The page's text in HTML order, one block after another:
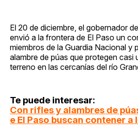
El 20 de diciembre, el gobernador
envió a la frontera de El Paso un
miembros de la Guardia Nacional y
alambre de púas que protegen casi
terreno en las cercanías del río
Te puede interesar:
Con rifles y alambres de
e El Paso buscan contener